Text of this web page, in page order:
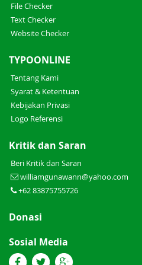
File Checker
Text Checker
Website Checker
TYPOONLINE
Tentang Kami
Syarat & Ketentuan
Kebijakan Privasi
Logo Referensi
Kritik dan Saran
Beri Kritik dan Saran
williamgunawann@yahoo.com
+62 83875755726
Donasi
Sosial Media